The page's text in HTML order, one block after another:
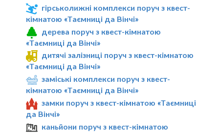
гірськолижні комплекси поруч з квест-
кімнатою «Таємниці да Вінчі»
дерева поруч з квест-кімнатою
«Таємниці да Вінчі»
дитячі залізниці поруч з квест-кімнатою
«Таємниці да Вінчі»
заміські комплекси поруч з квест-
кімнатою «Таємниці да Вінчі»
замки поруч з квест-кімнатою «Таємниці
да Вінчі»
каньйони поруч з квест-кімнатою